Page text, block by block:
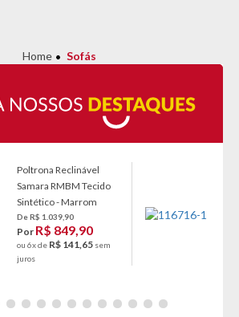
Sofás
Poltrona Reclinável
Samara RMBM Tecido
Sintético - Marrom
De R$ 1.039,90
Por R$ 849,90
ou 6x de R$ 141,65 sem
juros